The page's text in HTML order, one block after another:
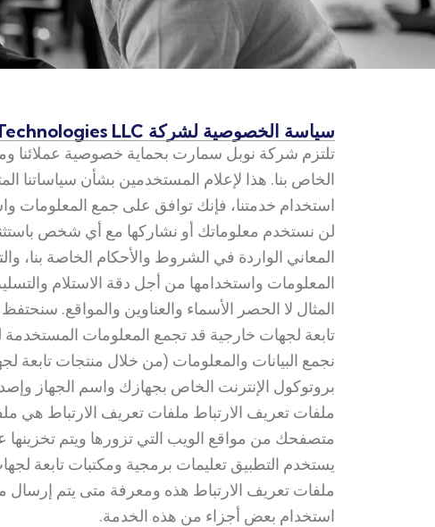
سياسة الخصوصية لشركة Noble Smart Technologies LLC
الخاص بنا. هذا لإعلام المستخدمين بشأن سياساتنا
استخدام خدمتنا، فإنك توافق على جمع المعلومات
لن نستخدم معلوماتك أو نشاركها مع أي شخص
المعاني الواردة في الشروط والأحكام الخاصة
المعلومات واستخدامها من أجل دقة الاستلام
المثال لا الحصر الأسماء والعناوين والمواقع.
تابعة لجهات خارجية قد تجمع المعلومات
نجمع البيانات والمعلومات (من خلال منتجات
بروتوكول الإنترنت الخاص بجهازك واسم الجهاز
ملفات تعريف الارتباط ملفات تعريف الارتباط هي
متصفحك من مواقع الويب التي تزورها ويتم
يستخدم التطبيق تعليمات برمجية ومكتبات تابعة
ملفات تعريف الارتباط هذه ومعرفة متى يتم إرسال
استخدام بعض أجزاء من هذه الخدمة.